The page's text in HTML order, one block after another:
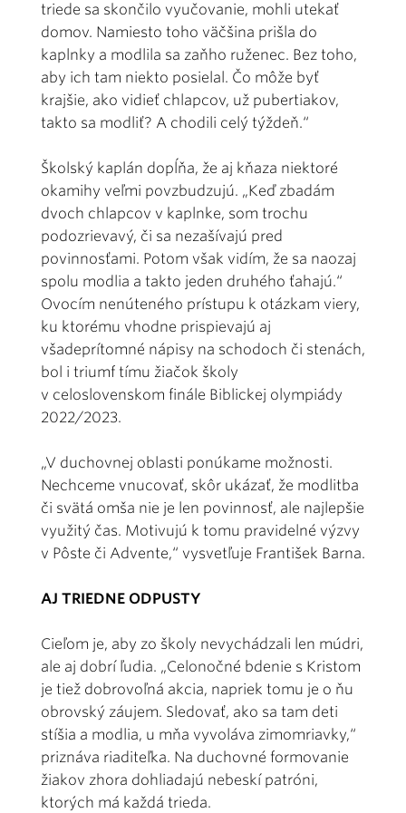
triede sa skončilo vyučovanie, mohli utekať
domov. Namiesto toho väčšina prišla do
kaplnky a modlila sa zaňho ruženec. Bez toho,
aby ich tam niekto posielal. Čo môže byť
krajšie, ako vidieť chlapcov, už pubertiakov,
takto sa modliť? A chodili celý týždeň.“
Školský kaplán dopĺňa, že aj kňaza niektoré
okamihy veľmi povzbudzujú. „Keď zbadám
dvoch chlapcov v kaplnke, som trochu
podozrievavý, či sa nezašívajú pred
povinnosťami. Potom však vidím, že sa naozaj
spolu modlia a takto jeden druhého ťahajú.“
Ovocím nenúteného prístupu k otázkam viery,
ku ktorému vhodne prispievajú aj
všadeprítomné nápisy na schodoch či stenách,
bol i triumf tímu žiačok školy
v celoslovenskom finále Biblickej olympiády
2022/2023.
„V duchovnej oblasti ponúkame možnosti.
Nechceme vnucovať, skôr ukázať, že modlitba
či svätá omša nie je len povinnosť, ale najlepšie
využitý čas. Motivujú k tomu pravidelné výzvy
v Pôste či Advente,“ vysvetľuje František Barna.
AJ TRIEDNE ODPUSTY
Cieľom je, aby zo školy nevychádzali len múdri,
ale aj dobrí ľudia. „Celonočné bdenie s Kristom
je tiež dobrovoľná akcia, napriek tomu je o ňu
obrovský záujem. Sledovať, ako sa tam deti
stíšia a modlia, u mňa vyvoláva zimomriavky,“
priznáva riaditeľka. Na duchovné formovanie
žiakov zhora dohliadajú nebeskí patróni,
ktorých má každá trieda.